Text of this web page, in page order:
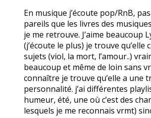
En musique j’écoute pop/RnB,
pareils que les livres des
je me retrouve. J’aime beaucoup
(j’écoute le plus) je trouve qu’elle
sujets (viol, la mort, l’amour..)
beaucoup et même de loin sans
connaître je trouve qu’elle a une
personnalité. j’ai différentes
humeur, été, une où c’est des
lesquels je me reconnais vrmt)